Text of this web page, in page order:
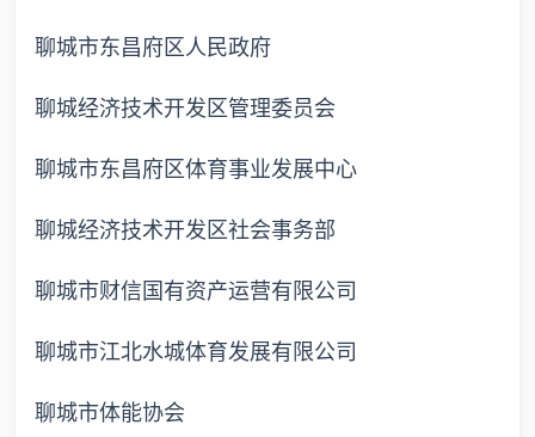
聊城市东昌府区人民政府
聊城经济技术开发区管理委员会
聊城市东昌府区体育事业发展中心
聊城经济技术开发区社会事务部
聊城市财信国有资产运营有限公司
聊城市江北水城体育发展有限公司
聊城市体能协会